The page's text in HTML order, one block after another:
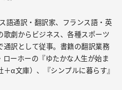
語通訳・翻訳家、フランス語・英
劇からビジネス、各種スポーツ
通訳として従事。書籍の翻訳業務
ーホーの『ゆたかな人生が始ま
α文庫）、『シンプルに暮らす』